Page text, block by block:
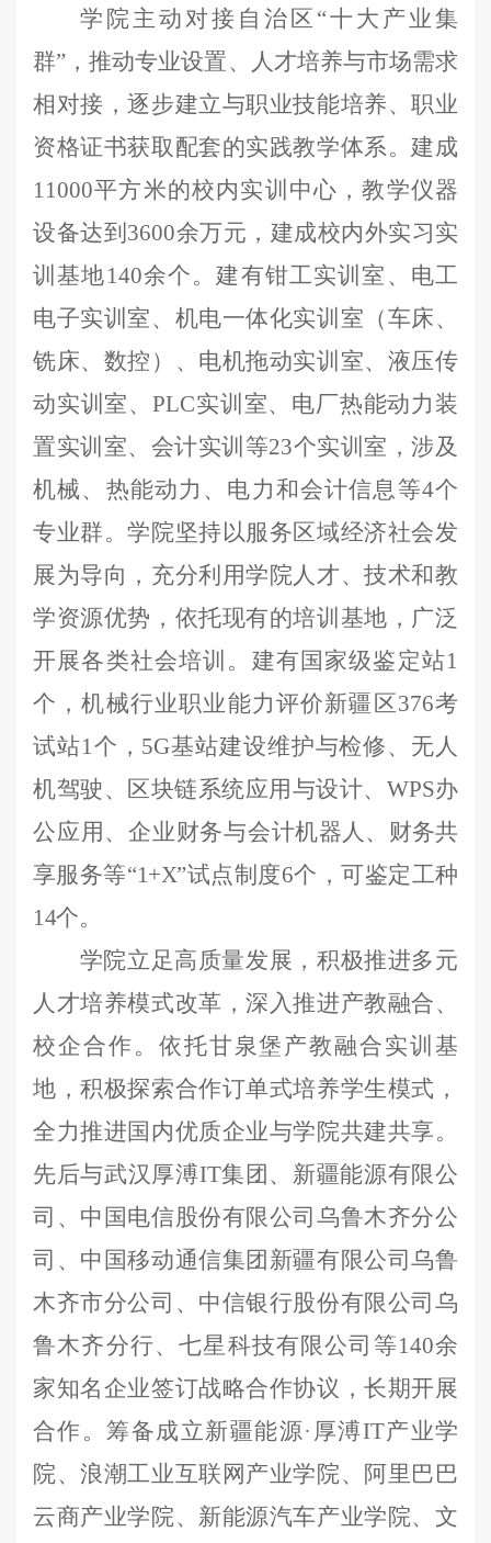
学院主动对接 自治区 “十 大产业集
群”，推动专业设置、人才培养与市场需求
相对接，逐步建立与职业技能培养、职业
资格证书获取配套的实践教学体系。建成
11000平方米的校内实训中心，教学仪器
设备达到3600余万元，建成校内外实习实
训基地140余个。建有钳工实训室、电工
电子实训室、机电一体化实训室（车床、
铣床、数控）、电机拖动实训室、液压传
动实训室、PLC实训室、电厂热能动力装
置实训室、会计实训等23个实训室，涉及
机械、热能动力、电力和会计信息等4个
专业群。学院坚持以服务区域经济社会发
展为导向，充分利用学院人才、技术和教
学资源优势，依托现有的培训基地，广泛
开展各类社会培训。建有 国家级鉴定站1
个，机械行业职业能力评价新疆区376考
试站1个，5G基站建设维护与检修、无人
机驾驶、区块链系统应用与设计、 WPS办
公应用、企业财务与会计机器人、财务共
享服务等“1+X”试点制度6个，可鉴定工种
14个。
学院立足高质量发展，积极推进多元
人才培养模式改革，深入推进产教融合、
校企合作。 依托甘泉堡产教融合实训基
地 ，积极探索合作订单式培养学生模式 ，
全力推进 国内优质企业与学院共建共享。
先后与武汉厚溥IT集团、 新疆能源有限公
司 、 中国电信股份有限公司乌鲁木齐分公
司、中国移动通信集团新疆有限公司乌鲁
木齐市分公司 、 中信银行股份有限公司乌
鲁木齐分行、七星科技有限公司 等140余
家知名企业签订战略合作协议 ，长期开展
合作。 筹备成立新疆能源· 厚溥IT产业学
院、浪潮工业互联网产业学院、阿里巴巴
云商产业学院、新能源汽车产业学院、文